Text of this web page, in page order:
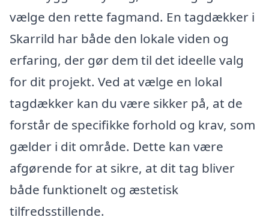
vælge den rette fagmand. En tagdækker i
Skarrild har både den lokale viden og
erfaring, der gør dem til det ideelle valg
for dit projekt. Ved at vælge en lokal
tagdækker kan du være sikker på, at de
forstår de specifikke forhold og krav, som
gælder i dit område. Dette kan være
afgørende for at sikre, at dit tag bliver
både funktionelt og æstetisk
tilfredsstillende.